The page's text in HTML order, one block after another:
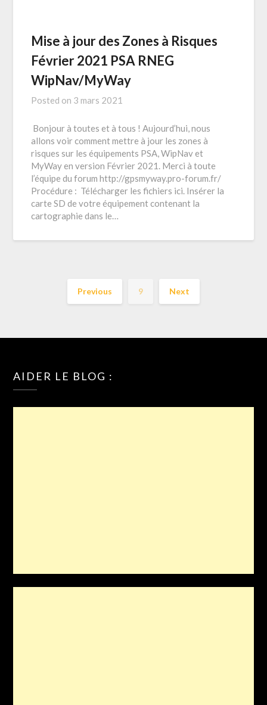
Mise à jour des Zones à Risques
Février 2021 PSA RNEG
WipNav/MyWay
Posted on 3 mars 2021
Bonjour à toutes et à tous ! Aujourd’hui, nous
allons voir comment mettre à jour les zones à
risques sur les équipements PSA, WipNav et
MyWay en version Février 2021. Merci à toute
l’équipe du forum http://gpsmyway.pro-forum.fr/
Procédure : Télécharger les fichiers ici. Insérer la
carte SD de votre équipement contenant la
cartographie dans le…
Previous 9 Next
AIDER LE BLOG :